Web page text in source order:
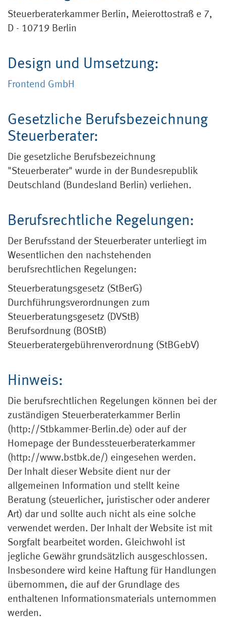
Steuerberaterkammer Berlin, Meierottostraß e 7,
D - 10719 Berlin
Design und Umsetzung:
Frontend GmbH
Gesetzliche Berufsbezeichnung
Steuerberater:
Die gesetzliche Berufsbezeichnung
"Steuerberater" wurde in der Bundesrepublik
Deutschland (Bundesland Berlin) verliehen.
Berufsrechtliche Regelungen:
Der Berufsstand der Steuerberater unterliegt im
Wesentlichen den nachstehenden
berufsrechtlichen Regelungen:
Steuerberatungsgesetz (StBerG)
Durchführungsverordnungen zum
Steuerberatungsgesetz (DVStB)
Berufsordnung (BOStB)
Steuerberatergebührenverordnung (StBGebV)
Hinweis:
Die berufsrechtlichen Regelungen können bei der
zuständigen Steuerberaterkammer Berlin
(http://Stbkammer-Berlin.de) oder auf der
Homepage der Bundessteuerberaterkammer
(http://www.bstbk.de/) eingesehen werden.
Der Inhalt dieser Website dient nur der
allgemeinen Information und stellt keine
Beratung (steuerlicher, juristischer oder anderer
Art) dar und sollte auch nicht als eine solche
verwendet werden. Der Inhalt der Website ist mit
Sorgfalt bearbeitet worden. Gleichwohl ist
jegliche Gewähr grundsätzlich ausgeschlossen.
Insbesondere wird keine Haftung für Handlungen
übernommen, die auf der Grundlage des
enthaltenen Informationsmaterials unternommen
werden.